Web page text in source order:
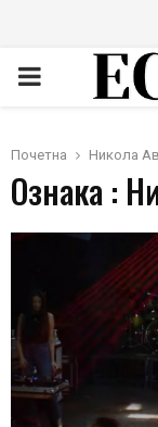
PRIMARY
Почетна Никола
Ознака :